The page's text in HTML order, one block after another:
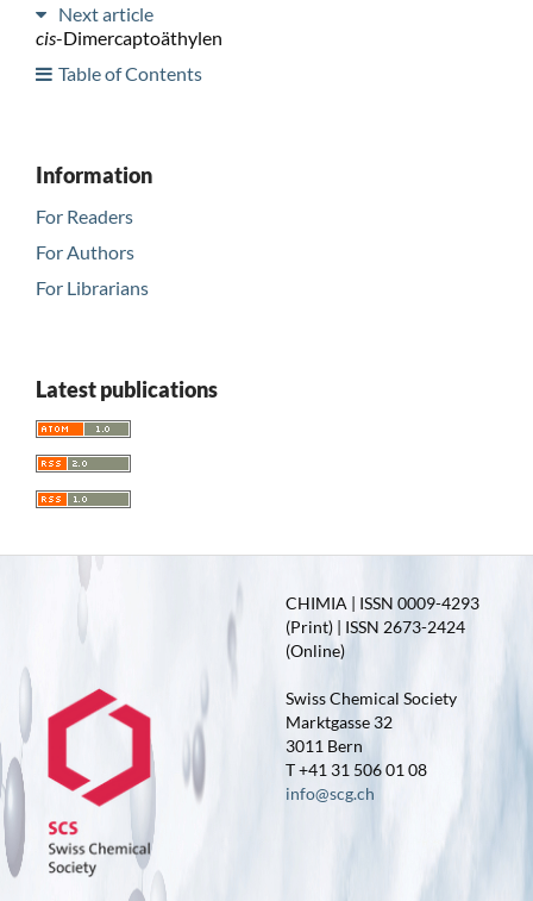
Next article
cis-Dimercaptoäthylen
Table of Contents
Information
For Readers
For Authors
For Librarians
Latest publications
CHIMIA | ISSN 0009-4293
(Print) | ISSN 2673-2424
(Online)
Swiss Chemical Society
Marktgasse 32
3011 Bern
T +41 31 506 01 08
info@scg.ch